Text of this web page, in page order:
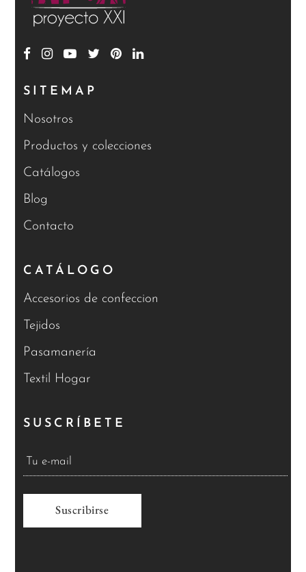
SITEMAP
Nosotros
Productos y colecciones
Catálogos
Blog
Contacto
CATÁLOGO
Accesorios de confeccion
Tejidos
Pasamanería
Textil Hogar
SUSCRÍBETE